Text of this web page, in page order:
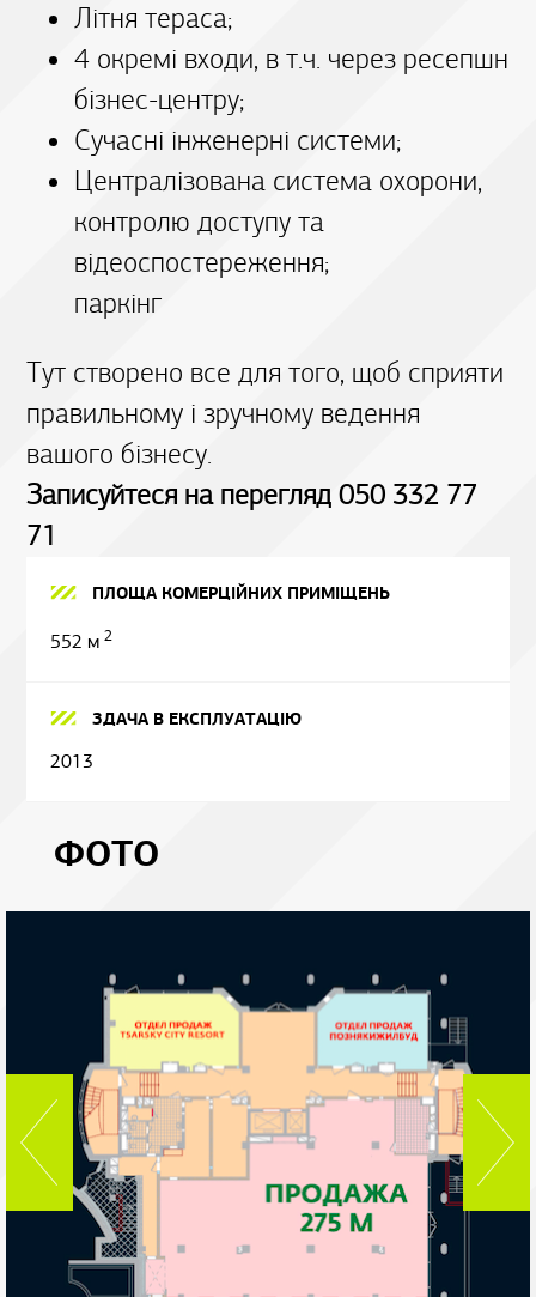
Літня тераса;
4 окремі входи, в т.ч. через ресепшн
бізнес-центру;
Сучасні інженерні системи;
Централізована система охорони,
контролю доступу та
відеоспостереження;
паркінг
Тут створено все для того, щоб сприяти
правильному і зручному ведення
вашого бізнесу.
Записуйтеся на перегляд 050 332 77
71
ПЛОЩА КОМЕРЦІЙНИХ ПРИМІЩЕНЬ
552 м2
ЗДАЧА В ЕКСПЛУАТАЦІЮ
2013
ФОТО